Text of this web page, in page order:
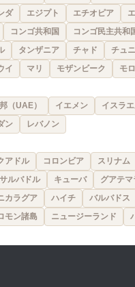
ダ エジプト エチオピア
コンゴ共和国 コンゴ民主共和
タンザニア チャド チュ
イ マリ モザンビーク モ
（UAE） イエメン イスラ
ン レバノン
アドル コロンビア スリナム
ルバドル キューバ グアテマ
カラグア ハイチ バルバドス
モン諸島 ニュージーランド